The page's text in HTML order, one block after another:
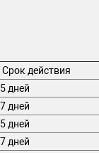
Срок действия
5 дней
7 дней
5 дней
7 дней